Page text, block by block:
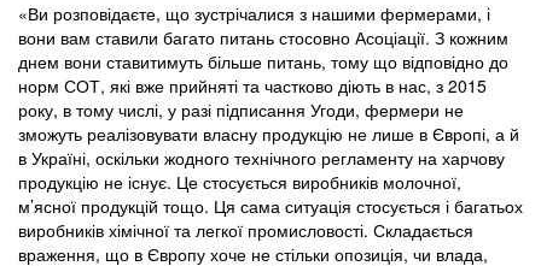
«Ви розповідаєте, що зустрічалися з нашими фермерами, і
вони вам ставили багато питань стосовно Асоціації. З кожним
днем вони ставитимуть більше питань, тому що відповідно до
норм СОТ, які вже прийняті та частково діють в нас, з 2015
року, в тому числі, у разі підписання Угоди, фермери не
зможуть реалізовувати власну продукцію не лише в Європі, а й
в Україні, оскільки жодного технічного регламенту на харчову
продукцію не існує. Це стосується виробників молочної,
м’ясної продукцій тощо. Ця сама ситуація стосується і багатьох
виробників хімічної та легкої промисловості. Складається
враження, що в Європу хоче не стільки опозиція, чи влада,